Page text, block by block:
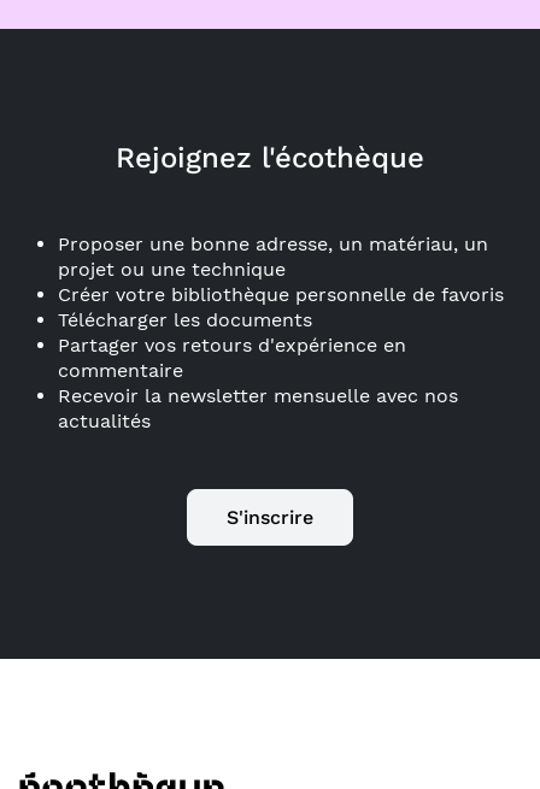
Rejoignez l'écothèque
Proposer une bonne adresse, un matériau, un
projet ou une technique
Créer votre bibliothèque personnelle de favoris
Télécharger les documents
Partager vos retours d'expérience en
commentaire
Recevoir la newsletter mensuelle avec nos
actualités
S'inscrire